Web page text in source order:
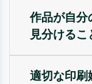
作品が自分
見分けるこ
適切な印刷